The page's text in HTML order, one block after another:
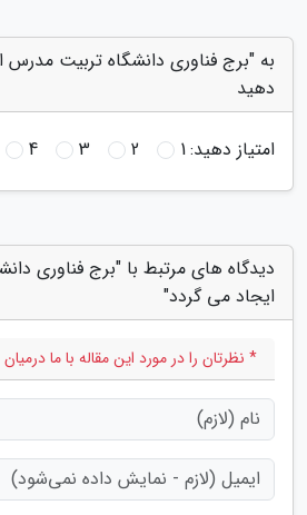
به "برج فناوری دانشگاه تربیت مدرس
دهید
امتیاز دهید:1
2
3
4
دیدگاه های مرتبط با "برج فناوری
ایجاد می گردد"
* نظرتان را در مورد این مقاله با ما درمیان